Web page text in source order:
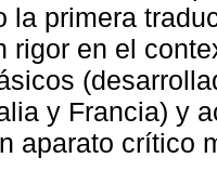
la primera
rigor en el
y Francia) y
aparato crítico